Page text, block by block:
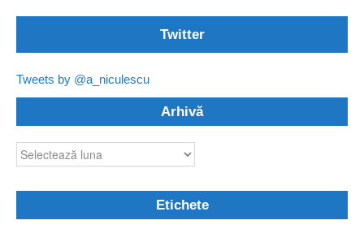
Twitter
Tweets by @a_niculescu
Arhivă
Arhivă
Etichete